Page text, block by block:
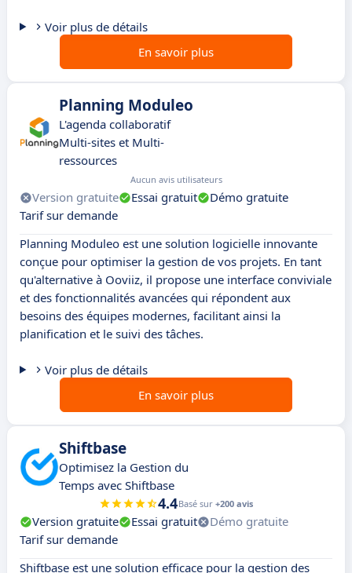
Voir plus de détails
En savoir plus
Planning Moduleo
L'agenda collaboratif
Multi-sites et Multi-
ressources
Aucun avis utilisateurs
Version gratuite Essai gratuit
Démo gratuite
Tarif sur demande
Planning Moduleo est une solution logicielle innovante
conçue pour optimiser la gestion de vos projets. En tant
qu'alternative à Ooviiz, il propose une interface conviviale
et des fonctionnalités avancées qui répondent aux
besoins des équipes modernes, facilitant ainsi la
planification et le suivi des tâches.
Voir plus de détails
En savoir plus
Shiftbase
Optimisez la Gestion du
Temps avec Shiftbase
4.4Basé sur +200 avis
Version gratuite Essai gratuit
Démo gratuite
Tarif sur demande
Shiftbase est une solution efficace pour la gestion des